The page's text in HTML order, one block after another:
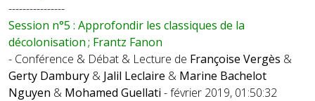
----------------
Session n°5 : Approfondir les classiques de la
décolonisation ; Frantz Fanon
- Conférence & Débat & Lecture de Françoise Vergès &
Gerty Dambury & Jalil Leclaire & Marine Bachelot
Nguyen & Mohamed Guellati - février 2019, 01:50:32